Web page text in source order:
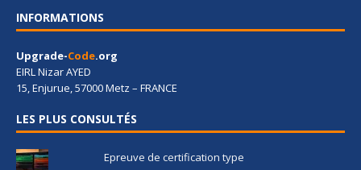
INFORMATIONS
Upgrade-Code.org
EIRL Nizar AYED
15, Enjurue, 57000 Metz – FRANCE
LES PLUS CONSULTÉS
Epreuve de certification type